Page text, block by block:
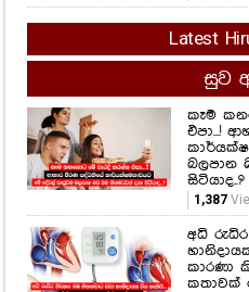
Latest
සුව
කෑම
එපා...!
බලපාන
සිටියාද..?
1,387
අධි
කාරණා
කතාවක්